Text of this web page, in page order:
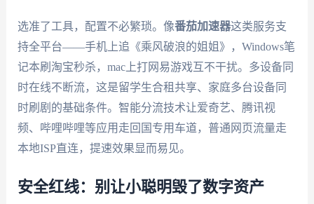
选准了工具，配置不必繁琐。像番茄加速器这类服务支
持全平台——手机上追《乘风破浪的姐姐》，Windows笔
记本刷淘宝秒杀，mac上打网易游戏互不干扰。多设备同
时在线不断流，这是留学生合租共享、家庭多台设备同
时刷剧的基础条件。智能分流技术让爱奇艺、腾讯视
频、哔哩哔哩等应用走回国专用车道，普通网页流量走
本地ISP直连，提速效果显而易见。
安全红线：别让小聪明毁了数字资产